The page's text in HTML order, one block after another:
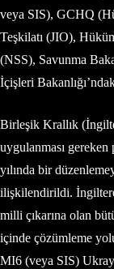
veya SIS), GCHQ
Teşkilatı (JIO),
(NSS), Savunma
İçişleri
Birleşik Krallık
uygulanması
yılında bir
ilişkilendirildi.
milli çıkarına olan
içinde çözümleme
MI6 (veya SIS)